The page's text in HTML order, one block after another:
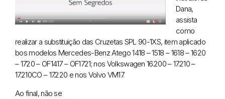
Dana,
assista
como
realizar a substituição das Cruzetas SPL 90-1XS, item aplicado
bos modelos Mercedes-Benz Atego 1418 – 1518 – 1618 – 1620
– 1720 – OF1417 – OF1721; nos Volkswagen 16.200 – 17.210 –
17.210CO – 17.220 e nos Volvo VM17.
Ao final, não se